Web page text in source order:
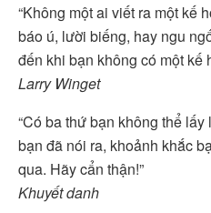
“Không một ai viết ra một kế
báo ú, lười biếng, hay ngu
đến khi bạn không có một kế
Larry Winget
“Có ba thứ bạn không thể
bạn đã nói ra, khoảnh khắc
qua. Hãy cẩn thận!”
Khuyết danh